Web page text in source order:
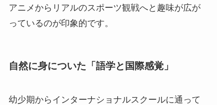
アニメからリアルのスポーツ観戦へと趣味が広が
っているのが印象的です。
自然に身についた「語学と国際感覚」
幼少期からインターナショナルスクールに通って